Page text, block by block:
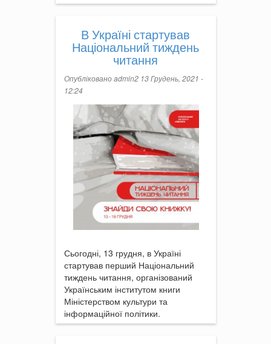
В Україні стартував
Національний тиждень
читання
Опублікованоadmin213 Грудень, 2021 -
12:24
Сьогодні, 13 грудня, в Україні
стартував перший Національний
тиждень читання, організований
Українським інститутом книги
Міністерством культури та
інформаційної політики.